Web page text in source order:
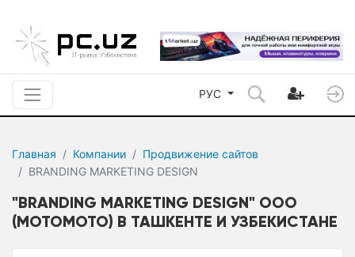
РУС
Главная Компании
Продвижение сайтов
BRANDING MARKETING DESIGN
"BRANDING MARKETING DESIGN" OOO
(MOTOMOTO) В ТАШКЕНТЕ И УЗБЕКИСТАНЕ